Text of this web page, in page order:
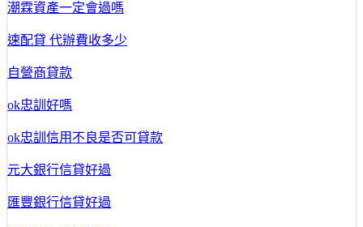
潮霖資產一定會過嗎
速配貸 代辦費收多少
自營商貸款
ok忠訓好嗎
ok忠訓信用不良是否可貸款
元大銀行信貸好過
匯豐銀行信貸好過